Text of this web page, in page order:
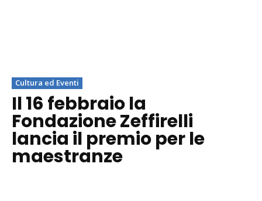
Cultura ed Eventi
Il 16 febbraio la
Fondazione Zeffirelli
lancia il premio per le
maestranze